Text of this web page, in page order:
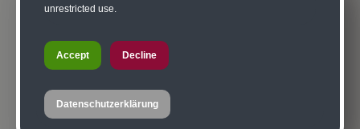
unrestricted use.
Accept Decline
Datenschutzerklärung